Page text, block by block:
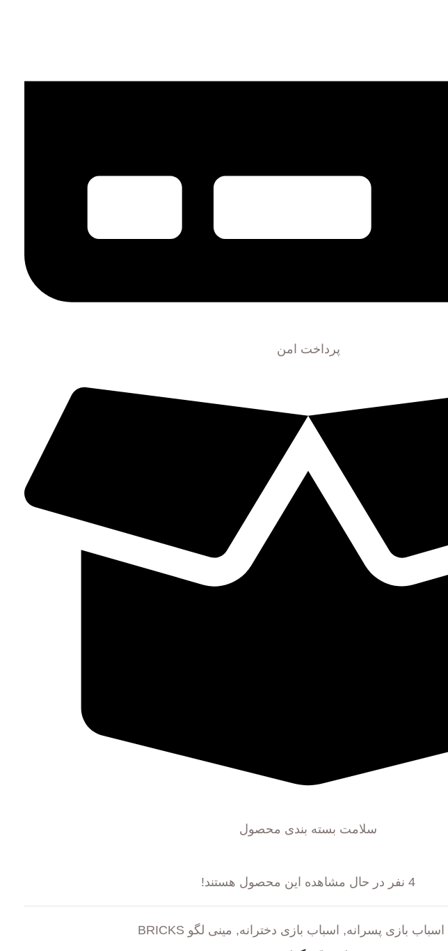
پرداخت امن
سلامت بسته بندی محصول
4 نفر در حال مشاهده این محصول هستند!
اسباب بازی پسرانه, اسباب بازی دخترانه, مینی لگو BRICKS